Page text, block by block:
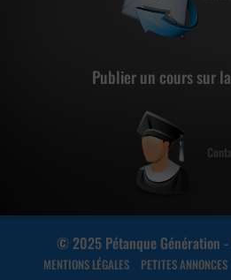
Publier un cours sur
© 2025 Pétanque Génération -
MENTIONS LÉGALES PETITES ANNONCES